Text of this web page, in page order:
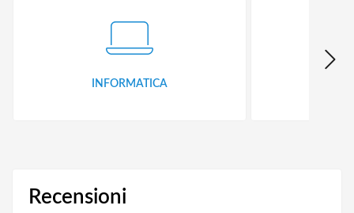
INFORMATICA
Recensioni